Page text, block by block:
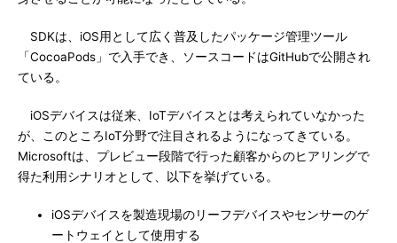
SDKは、iOS用として広く普及したパッケージ管理ツール
「CocoaPods」で入手でき、ソースコードはGitHubで公開され
ている。
iOSデバイスは従来、IoTデバイスとは考えられていなかった
が、このところIoT分野で注目されるようになってきている。
Microsoftは、プレビュー段階で行った顧客からのヒアリングで
得た利用シナリオとして、以下を挙げている。
iOSデバイスを製造現場のリーフデバイスやセンサーのゲ
ートウェイとして使用する